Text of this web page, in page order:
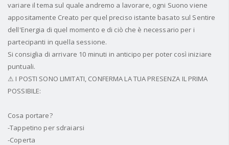
variare il tema sul quale andremo a lavorare, ogni Suono viene
appositamente Creato per quel preciso istante basato sul Sentire
dell'Energia di quel momento e di ciò che è necessario per i
partecipanti in quella sessione.
Si consiglia di arrivare 10 minuti in anticipo per poter così iniziare
puntuali.
⚠ I POSTI SONO LIMITATI, CONFERMA LA TUA PRESENZA IL PRIMA
POSSIBILE:
Cosa portare?
-Tappetino per sdraiarsi
-Coperta